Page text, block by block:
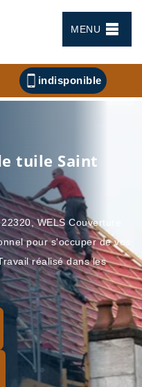
MENU
indisponible
tuile Saint
WELS Couverture
pour s'occuper de vos
réalisé dans les